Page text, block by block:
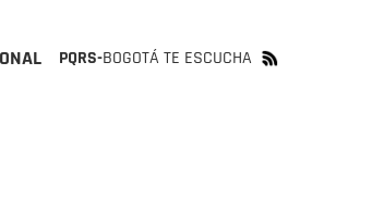
PQRS-BOGOTÁ TE ESCUCHA